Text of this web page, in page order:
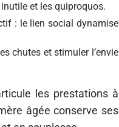
et les quiproquos.
: le lien social dynamise
chutes et stimuler l’envie
les prestations à
âgée conserve ses